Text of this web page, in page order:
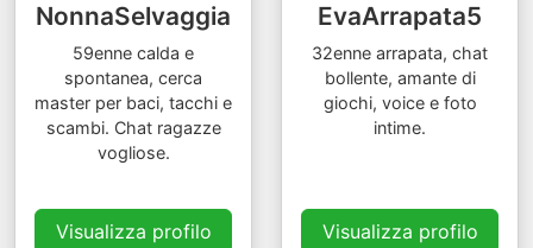
NonnaSelvaggia
59enne calda e
spontanea, cerca
master per baci, tacchi e
scambi. Chat ragazze
vogliose.
Visualizza profilo
EvaArrapata5
32enne arrapata, chat
bollente, amante di
giochi, voice e foto
intime.
Visualizza profilo